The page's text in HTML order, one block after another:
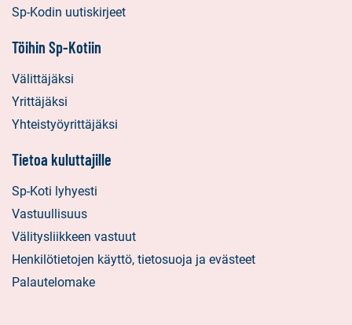
Sp-Kodin uutiskirjeet
Töihin Sp-Kotiin
Välittäjäksi
Yrittäjäksi
Yhteistyöyrittäjäksi
Tietoa kuluttajille
Sp-Koti lyhyesti
Vastuullisuus
Välitysliikkeen vastuut
Henkilötietojen käyttö, tietosuoja ja evästeet
Palautelomake